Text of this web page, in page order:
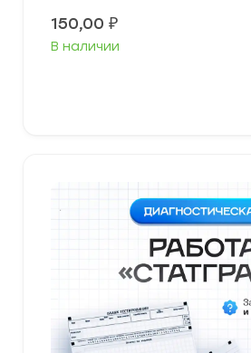
150,00 ₽
В наличии